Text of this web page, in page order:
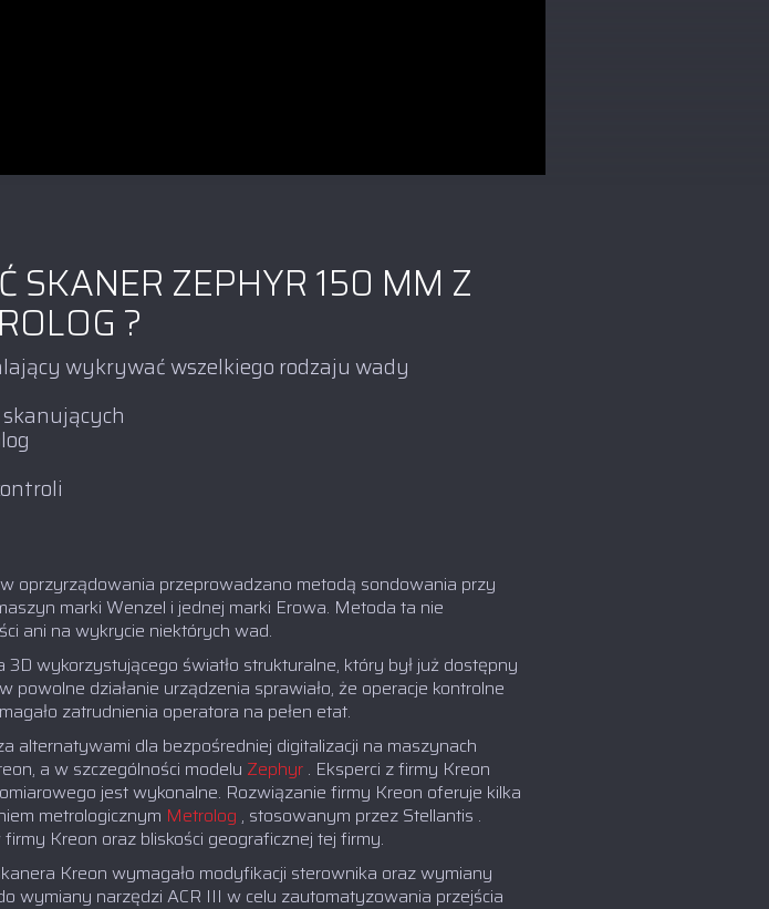
SKANER ZEPHYR 150 MM Z
?
wykrywać wszelkiego rodzaju wady
oprzyrządowania przeprowadzano metodą sondowania przy
marki Wenzel i jednej marki Erowa. Metoda ta nie
ani na wykrycie niektórych wad.
wykorzystującego światło strukturalne, który był już dostępny
działanie urządzenia sprawiało, że operacje kontrolne
zatrudnienia operatora na pełen etat.
alternatywami dla bezpośredniej digitalizacji na maszynach
a w szczególności modelu Zephyr . Eksperci z firmy Kreon
jest wykonalne. Rozwiązanie firmy Kreon oferuje kilka
metrologicznym Metrolog , stosowanym przez Stellantis .
Kreon oraz bliskości geograficznej tej firmy.
Kreon wymagało modyfikacji sterownika oraz wymiany
wymiany narzędzi ACR III w celu zautomatyzowania przejścia